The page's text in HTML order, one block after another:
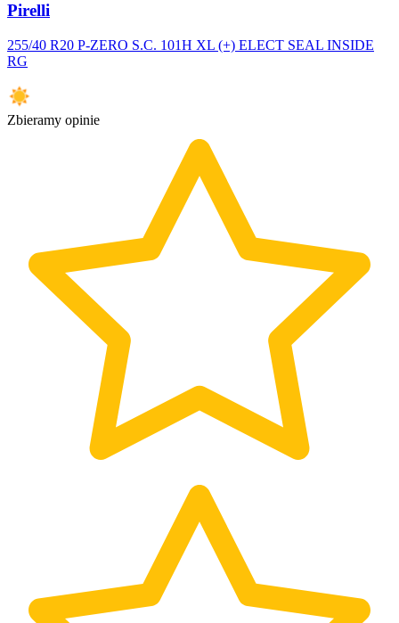
Pirelli
255/40 R20 P-ZERO S.C. 101H XL (+) ELECT SEAL INSIDE
RG
Zbieramy opinie